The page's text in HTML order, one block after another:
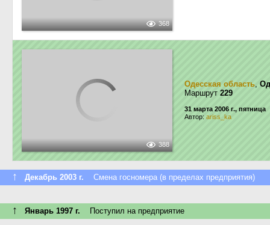
368
388
Одесская область,
Маршрут 229
31 марта 2006 г., пятница
Автор: ariss_ka
↑ Декабрь 2003 г. Смена госномера (в пределах предприятия)
↑ Январь 1997 г. Поступил на предприятие